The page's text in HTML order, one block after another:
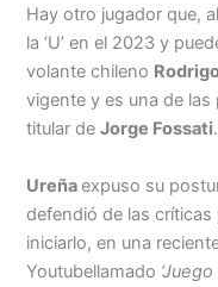
Hay otro jugador que,
la ‘U’ en el 2023 y
volante chileno
vigente y es una de
titular deJorge Fossati.
Ureñaexpuso su
defendió de las
iniciarlo, en una
Youtubellamado